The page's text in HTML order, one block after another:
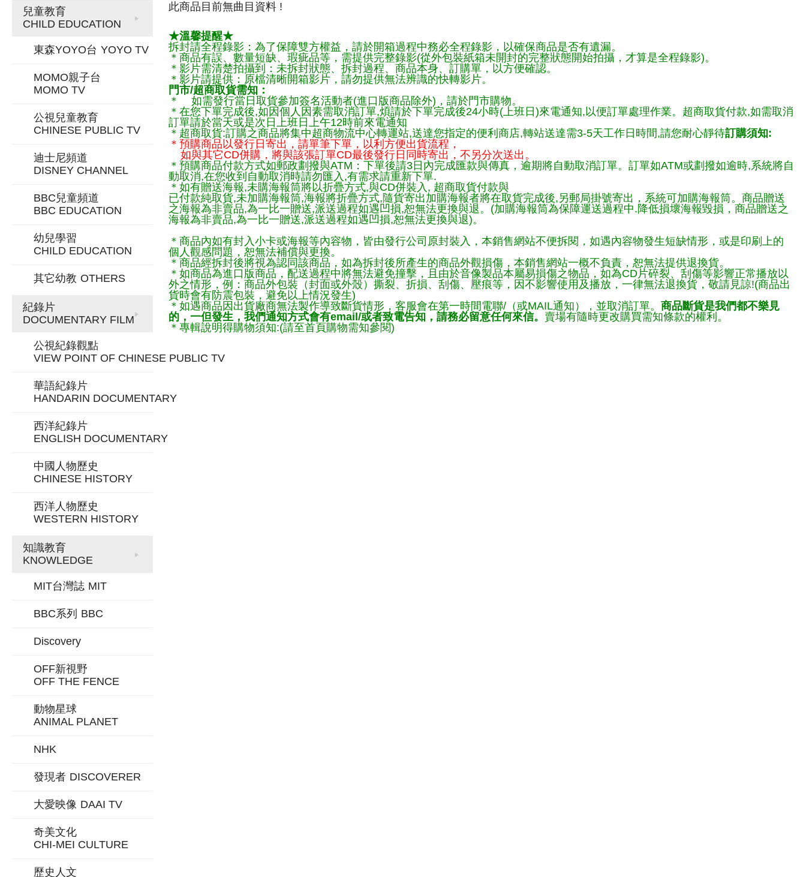
兒童教育
CHILD EDUCATION
東森YOYO台 YOYO TV
MOMO親子台
MOMO TV
公視兒童教育
CHINESE PUBLIC TV
迪士尼頻道
DISNEY CHANNEL
BBC兒童頻道
BBC EDUCATION
幼兒學習
CHILD EDUCATION
其它幼教 OTHERS
紀錄片
DOCUMENTARY FILM
公視紀錄觀點
VIEW POINT OF CHINESE PUBLIC TV
華語紀錄片
HANDARIN DOCUMENTARY
西洋紀錄片
ENGLISH DOCUMENTARY
中國人物歷史
CHINESE HISTORY
西洋人物歷史
WESTERN HISTORY
知識教育
KNOWLEDGE
MIT台灣誌 MIT
BBC系列 BBC
Discovery
OFF新視野
OFF THE FENCE
動物星球
ANIMAL PLANET
NHK
發現者 DISCOVERER
大愛映像 DAAI TV
奇美文化
CHI-MEI CULTURE
歷史人文
此商品目前無曲目資料 !
★溫馨提醒★
拆封請全程錄影：為了保障雙方權益，請於開箱過程中務必全程錄影，以確保商品是否有遺漏。
＊商品有誤、數量短缺、瑕疵品等，需提供完整錄影(從外包裝紙箱未開封的完整狀態開始拍攝，才算是全程錄影)。
＊影片需清楚拍攝到：未拆封狀態、拆封過程、商品本身、訂購單，以方便確認。
＊影片請提供：原檔清晰開箱影片，請勿提供無法辨識的快轉影片。
門市/超商取貨需知：
＊ 如需發行當日取貨參加簽名活動者(進口版商品除外)，請於門市購物。
＊在您下單完成後,如因個人因素需取消訂單,煩請於下單完成後24小時(上班日)來電通知,以便訂單處理作業。超商取貨付款,如需取消
訂單請於當天或是次日上班日上午12時前來電通知
＊超商取貨:訂購之商品將集中超商物流中心轉運站,送達您指定的便利商店,轉站送達需3-5天工作日時間,請您耐心靜待訂購須知:
＊預購商品以發行日寄出，請單筆下單，以利方便出貨流程，
如與其它CD併購，將與該張訂單CD最後發行日同時寄出，不另分次送出。
＊預購商品付款方式如郵政劃撥與ATM：下單後請3日內完成匯款與傳真，逾期將自動取消訂單。訂單如ATM或劃撥如逾時,系統將自
動取消,在您收到自動取消時請勿匯入,有需求請重新下單.
＊如有贈送海報,未購海報筒將以折疊方式,與CD併裝入, 超商取貨付款與
已付款純取貨,未加購海報筒,海報將折疊方式,隨貨寄出加購海報者將在取貨完成後,另郵局掛號寄出，系統可加購海報筒。商品贈送
之海報為非賣品,為一比一贈送,派送過程如遇凹損,恕無法更換與退。(加購海報筒為保障運送過程中.降低損壞海報毀損，商品贈送之
海報為非賣品,為一比一贈送,派送過程如遇凹損,恕無法更換與退)。
＊商品內如有封入小卡或海報等內容物，皆由發行公司原封裝入，本銷售網站不便拆閱，如遇內容物發生短缺情形，或是印刷上的
個人觀感問題，恕無法補償與更換。
＊商品經拆封後將視為認同該商品，如為拆封後所產生的商品外觀損傷，本銷售網站一概不負責，恕無法提供退換貨。
＊如商品為進口版商品，配送過程中將無法避免撞擊，且由於音像製品本屬易損傷之物品，如為CD片碎裂、刮傷等影響正常播放以
外之情形，例：商品外包裝（封面或外殼）撕裂、折損、刮傷、壓痕等，因不影響使用及播放，一律無法退換貨，敬請見諒!(商品出
貨時會有防震包裝，避免以上情況發生)
＊如遇商品因出貨廠商無法製作導致斷貨情形，客服會在第一時間電聯/（或MAIL通知），並取消訂單。 商品斷貨是我們都不樂見
的，一但發生，我們通知方式會有email/或者致電告知，請務必留意任何來信。 賣場有隨時更改購買需知條款的權利。
＊專輯說明得購物須知:(請至首頁購物需知參閱)